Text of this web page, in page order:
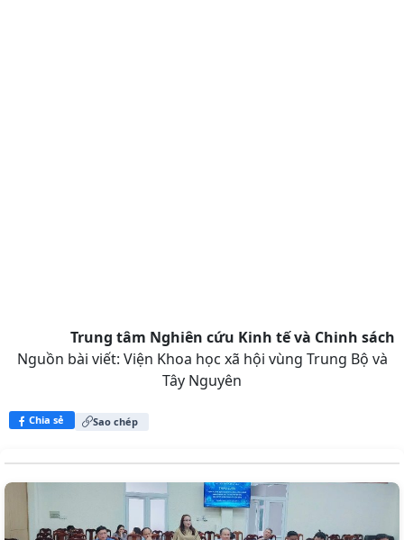
Trung tâm Nghiên cứu Kinh tế và Chinh sách
Nguồn bài viết: Viện Khoa học xã hội vùng Trung Bộ và
Tây Nguyên
Chia sẻ Sao chép